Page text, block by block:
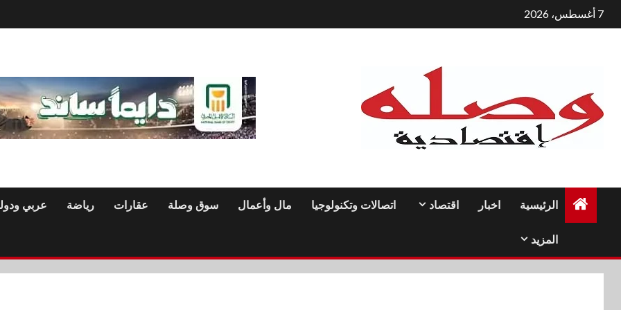
التجاوز
إلى
7 أغسطس، 2026
الرئيسية اخبار اقتصاد اتصالات وتكنولوجيا مال وأعمال سوق وصلة عقارات رياضة عربي
المزيد